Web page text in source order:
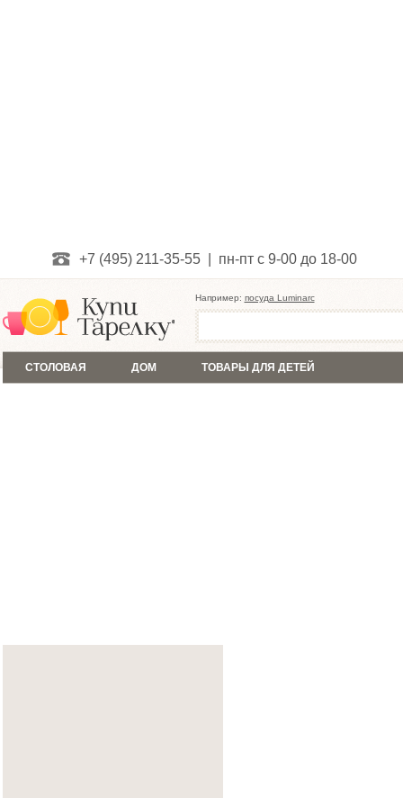
+7 (495) 211-35-55 | пн-пт с 9-00 до 18-00
Например: посуда Luminarc
СТОЛОВАЯ ДОМ ТОВАРЫ ДЛЯ ДЕТЕЙ